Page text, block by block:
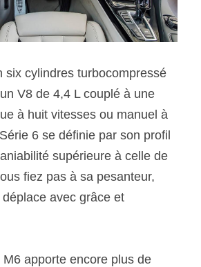
six cylindres turbocompressé
V8 de 4,4 L couplé à une
à huit vitesses ou manuel à
6 se définie par son profil
supérieure à celle de
fiez pas à sa pesanteur,
avec grâce et
apporte encore plus de